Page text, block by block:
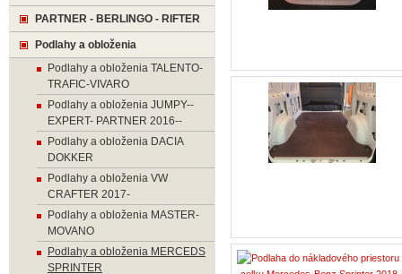
PARTNER - BERLINGO - RIFTER
Podlahy a obloženia
Podlahy a obloženia TALENTO-
TRAFIC-VIVARO
Podlahy a obloženia JUMPY--
EXPERT- PARTNER 2016--
Podlahy a obloženia DACIA
DOKKER
Podlahy a obloženia VW
CRAFTER 2017-
Podlahy a obloženia MASTER-
MOVANO
Podlahy a obloženia MERCEDS
SPRINTER